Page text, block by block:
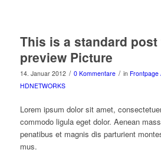
This is a standard
preview Picture
14. Januar 2012 / 0 Kommentare / in Frontpage
HDNETWORKS
Lorem ipsum dolor sit amet,
commodo ligula eget dolor. Aenean
penatibus et magnis dis parturient
mus.